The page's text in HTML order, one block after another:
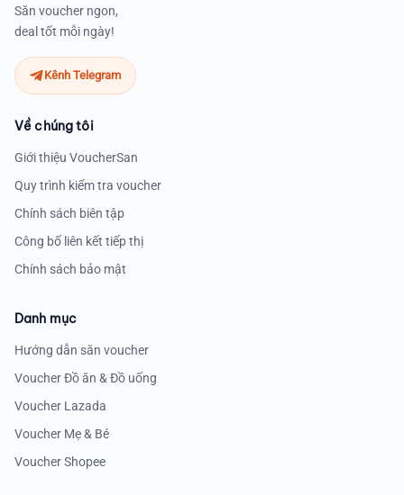
Săn voucher ngon,
deal tốt mỗi ngày!
Kênh Telegram
Về chúng tôi
Giới thiệu VoucherSan
Quy trình kiểm tra voucher
Chính sách biên tập
Công bố liên kết tiếp thị
Chính sách bảo mật
Danh mục
Hướng dẫn săn voucher
Voucher Đồ ăn & Đồ uống
Voucher Lazada
Voucher Mẹ & Bé
Voucher Shopee